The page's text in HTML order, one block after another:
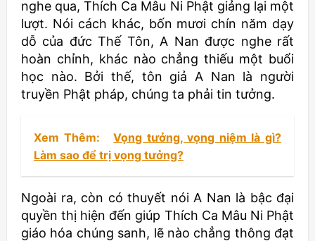
nghe qua, Thích Ca Mâu Ni Phật giảng lại một
lượt. Nói cách khác, bốn mươi chín năm dạy
dỗ của đức Thế Tôn, A Nan được nghe rất
hoàn chỉnh, khác nào chẳng thiếu một buổi
học nào. Bởi thế, tôn giả A Nan là người
truyền Phật pháp, chúng ta phải tin tưởng.
Xem Thêm:
Vọng tưởng, vọng niệm là gì?
Làm sao để trị vọng tưởng?
Ngoài ra, còn có thuyết nói A Nan là bậc đại
quyền thị hiện đến giúp Thích Ca Mâu Ni Phật
giáo hóa chúng sanh, lẽ nào chẳng thông đạt